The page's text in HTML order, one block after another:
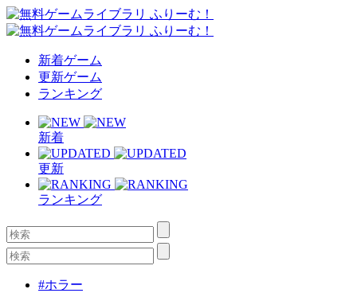
新着ゲーム
更新ゲーム
ランキング
新着
更新
ランキング
#ホラー